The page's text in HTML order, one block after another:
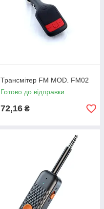
Трансмітер FM MOD. FM02
Готово до відправки
72,16 ₴